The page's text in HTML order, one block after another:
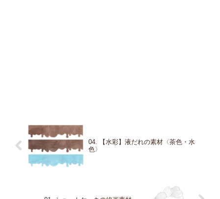
04. 【水彩】液だれの素材〈茶色・水
色〉